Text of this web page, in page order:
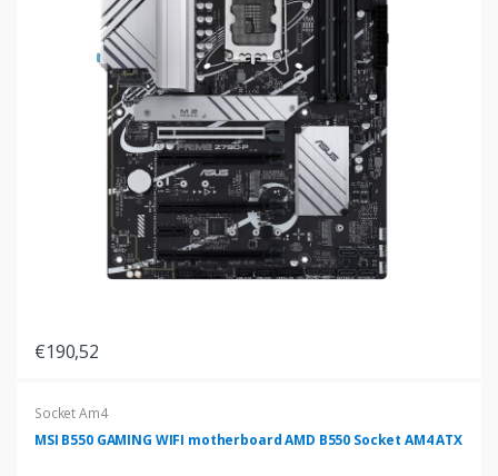
€190,52
Socket Am4
MSI B550 GAMING WIFI motherboard AMD B550 Socket AM4 ATX